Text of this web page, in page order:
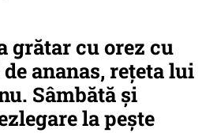
grătar cu orez cu
ananas, rețeta lui
Sâmbătă și
la pește